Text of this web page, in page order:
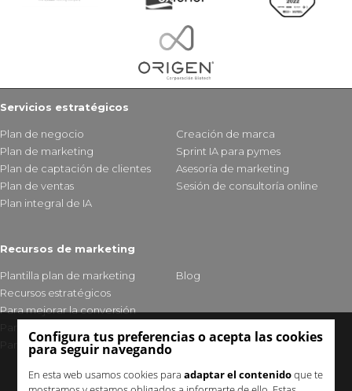
Configura tus preferencias o acepta las cookies
para seguir navegando
En esta web usamos cookies para adaptar el contenidoque te
Servicios estratégicos
Plan de negocio
Plan de marketing
Plan de captación de clientes
Plan de ventas
Plan integral de IA
Creación de marca
Sprint IA para pymes
Asesoría de marketing
Sesión de consultoría online
Recursos de marketing
Plantilla plan de marketing
Recursos estratégicos
Para mejorar la conversión
Para mejorar tu visibilidad
Blog